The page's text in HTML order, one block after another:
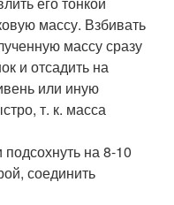
массу. Взбивать
массу сразу
и отсадить на
или иную
т. к. масса
подсохнуть на 8-10
соединить